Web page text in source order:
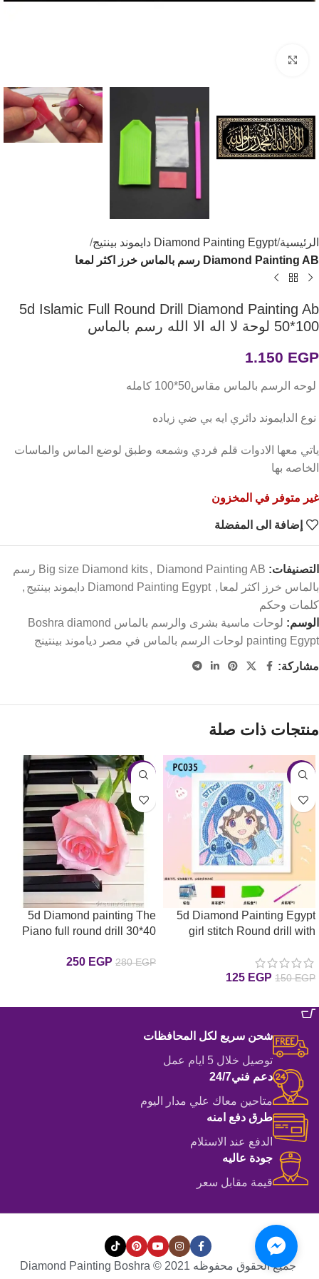
الرئيسية Diamond Painting Egypt دايموند بينتيج
Diamond Painting AB رسم بالماس خرز اكثر لمعا
5d Islamic Full Round Drill Diamond Painting Ab
50*100 لوحة لا اله الا الله رسم بالماس
1.150 EGP
لوحه الرسم بالماس مقاس50*100 كامله
نوع الدايموند دائري ايه بي ضي زياده
ياتي معها الادوات قلم فردي وشمعه وطبق لوضع الماس والماسات
الخاصه بها
غير متوفر في المخزون
إضافة الى المفضلة
التصنيفات: Big size Diamond kits,
Diamond Painting AB رسم
بالماس خرز اكثر لمعا , Diamond Painting Egypt دايموند بينتيج
,
كلمات وحكم
الوسم:
لوحات ماسية بشرى والرسم بالماس Boshra diamond
painting Egypt لوحات الرسم بالماس في مصر دياموند بينتينج
مشاركة:
منتجات ذات صلة
-17%
5d Diamond Painting Egypt
girl stitch Round drill with
مع إيطار
150EGP
125 EGP
-11%
5d Diamond painting The
Piano full round drill 30*40
280EGP
250 EGP
شحن سريع لكل المحافظات
توصيل خلال 5 ايام عمل
دعم فني24/7
متاحين معاك علي مدار اليوم
طرق دفع امنه
الدفع عند الاستلام
جودة عاليه
قيمة مقابل سعر
جميع الحقوق محفوظه Diamond Painting Boshra © 2021